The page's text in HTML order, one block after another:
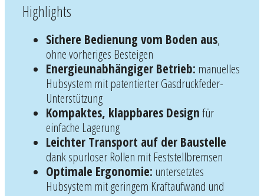
Highlights
Sichere Bedienung vom Boden aus,
ohne vorheriges Besteigen
Energieunabhängiger Betrieb: manuelles
Hubsystem mit patentierter Gasdruckfeder-
Unterstützung
Kompaktes, klappbares Designfür
einfache Lagerung
Leichter Transport auf der Baustelle
dank spurloser Rollen mit Feststellbremsen
Optimale Ergonomie: untersetztes
Hubsystem mit geringem Kraftaufwand und